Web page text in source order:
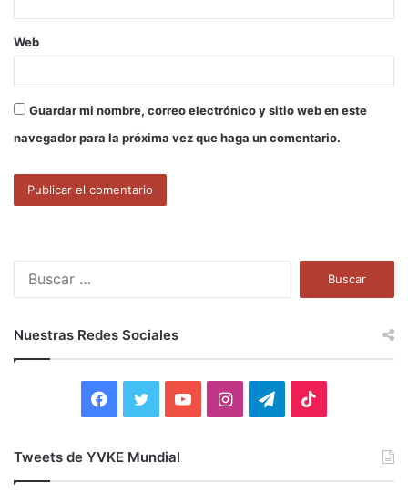
Web
Guardar mi nombre, correo electrónico y sitio web en este
navegador para la próxima vez que haga un comentario.
:
Nuestras Redes Sociales
I
Tweets de YVKE Mundial